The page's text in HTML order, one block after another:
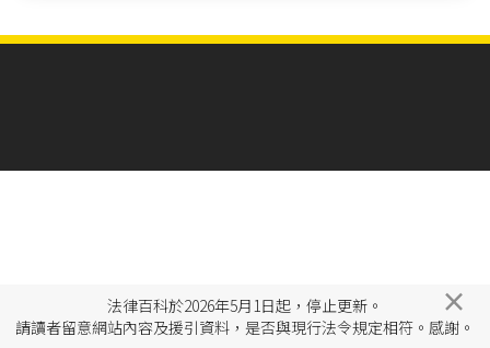
法律百科於2026年5月1日起，停止更新。
請讀者留意網站內容及援引資料，是否與現行法令規定相符。感謝。
×